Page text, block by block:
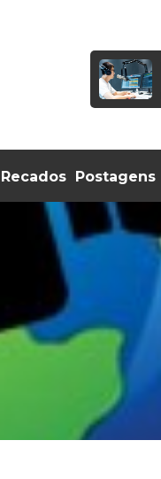
Recados Postagens